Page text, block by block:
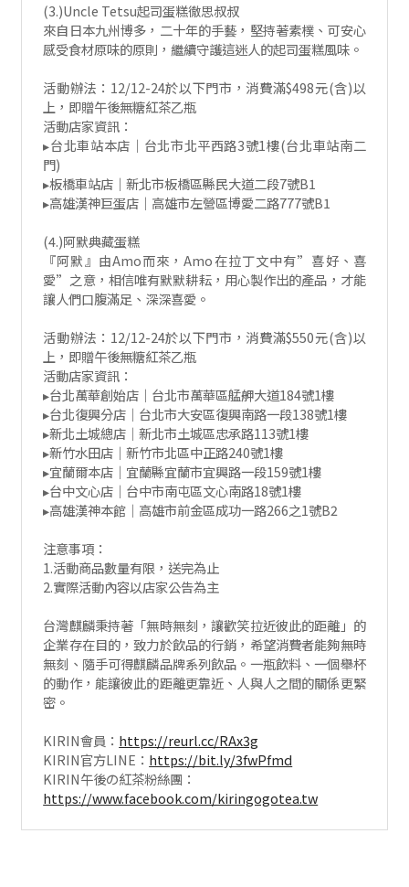
(3.)Uncle Tetsu起司蛋糕徹思叔叔
來自日本九州博多，二十年的手藝，堅持著素樸、可安心
感受食材原味的原則，繼續守護這迷人的起司蛋糕風味。
活動辦法：12/12-24於以下門市，消費滿$498元(含)以
上，即贈午後無糖紅茶乙瓶
活動店家資訊：
▸台北車站本店｜台北市北平西路3號1樓(台北車站南二
門)
▸板橋車站店｜新北市板橋區縣民大道二段7號B1
▸高雄漢神巨蛋店｜高雄市左營區博愛二路777號B1
(4.)阿默典藏蛋糕
『阿默』由Amo而來，Amo在拉丁文中有”喜好、喜
愛”之意，相信唯有默默耕耘，用心製作出的產品，才能
讓人們口腹滿足、深深喜愛。
活動辦法：12/12-24於以下門市，消費滿$550元(含)以
上，即贈午後無糖紅茶乙瓶
活動店家資訊：
▸台北萬華創始店｜台北市萬華區艋舺大道184號1樓
▸台北復興分店｜台北市大安區復興南路一段138號1樓
▸新北土城總店｜新北市土城區忠承路113號1樓
▸新竹水田店｜新竹市北區中正路240號1樓
▸宜蘭爾本店｜宜蘭縣宜蘭市宜興路一段159號1樓
▸台中文心店｜台中市南屯區文心南路18號1樓
▸高雄漢神本館｜高雄市前金區成功一路266之1號B2
注意事項：
1.活動商品數量有限，送完為止
2.實際活動內容以店家公告為主
台灣麒麟秉持著「無時無刻，讓歡笑拉近彼此的距離」的
企業存在目的，致力於飲品的行銷，希望消費者能夠無時
無刻、隨手可得麒麟品牌系列飲品。一瓶飲料、一個舉杯
的動作，能讓彼此的距離更靠近、人與人之間的關係更緊
密。
KIRIN會員： https://reurl.cc/RAx3g
KIRIN官方LINE： https://bit.ly/3fwPfmd
KIRIN午後の紅茶粉絲團：
https://www.facebook.com/kiringogotea.tw